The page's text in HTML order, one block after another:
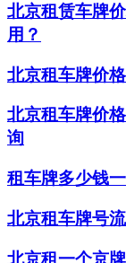
北京租赁车牌
用？
北京租车牌价
北京租车牌价
询
租车牌多少钱
北京租车牌号
北京租一个京